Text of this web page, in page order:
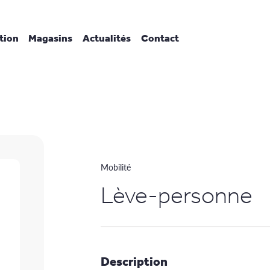
Magasins Actualités Contact
Mobilité
Lève-personne
Description